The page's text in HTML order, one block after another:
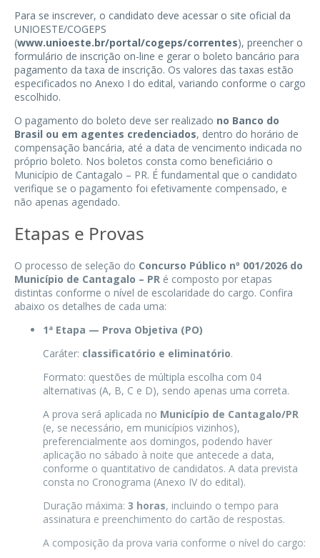
Para se inscrever, o candidato deve acessar o site oficial da
UNIOESTE/COGEPS
(www.unioeste.br/portal/cogeps/correntes), preencher o
formulário de inscrição on-line e gerar o boleto bancário para
pagamento da taxa de inscrição. Os valores das taxas estão
especificados no Anexo I do edital, variando conforme o cargo
escolhido.
O pagamento do boleto deve ser realizado no Banco do
Brasil ou em agentes credenciados, dentro do horário de
compensação bancária, até a data de vencimento indicada no
próprio boleto. Nos boletos consta como beneficiário o
Município de Cantagalo – PR. É fundamental que o candidato
verifique se o pagamento foi efetivamente compensado, e
não apenas agendado.
Etapas e Provas
O processo de seleção do Concurso Público nº 001/2026 do
Município de Cantagalo – PR é composto por etapas
distintas conforme o nível de escolaridade do cargo. Confira
abaixo os detalhes de cada uma:
1ª Etapa — Prova Objetiva (PO)
Caráter: classificatório e eliminatório.
Formato: questões de múltipla escolha com 04
alternativas (A, B, C e D), sendo apenas uma correta.
A prova será aplicada no Município de Cantagalo/PR
(e, se necessário, em municípios vizinhos),
preferencialmente aos domingos, podendo haver
aplicação no sábado à noite que antecede a data,
conforme o quantitativo de candidatos. A data prevista
consta no Cronograma (Anexo IV do edital).
Duração máxima: 3 horas, incluindo o tempo para
assinatura e preenchimento do cartão de respostas.
A composição da prova varia conforme o nível do cargo: